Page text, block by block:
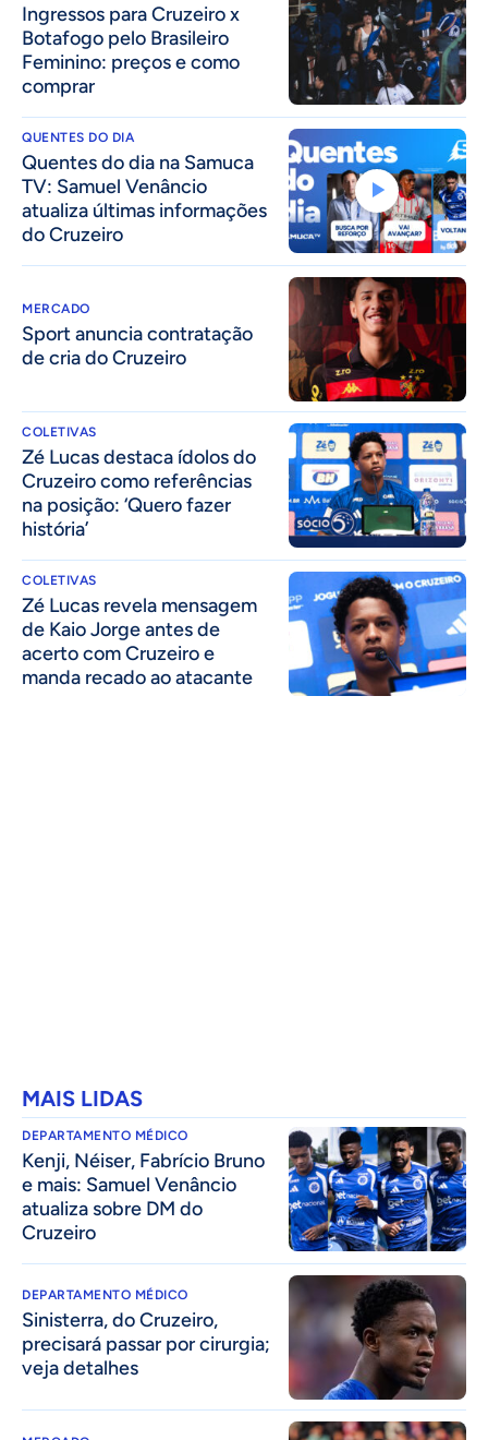
Ingressos para Cruzeiro x
Botafogo pelo Brasileiro
Feminino: preços e como
comprar
QUENTES DO DIA
Quentes do dia na Samuca
TV: Samuel Venâncio
atualiza últimas informações
do Cruzeiro
MERCADO
Sport anuncia contratação
de cria do Cruzeiro
COLETIVAS
Zé Lucas destaca ídolos do
Cruzeiro como referências
na posição: ‘Quero fazer
história’
COLETIVAS
Zé Lucas revela mensagem
de Kaio Jorge antes de
acerto com Cruzeiro e
manda recado ao atacante
MAIS LIDAS
DEPARTAMENTO MÉDICO
Kenji, Néiser, Fabrício Bruno
e mais: Samuel Venâncio
atualiza sobre DM do
Cruzeiro
DEPARTAMENTO MÉDICO
Sinisterra, do Cruzeiro,
precisará passar por cirurgia;
veja detalhes